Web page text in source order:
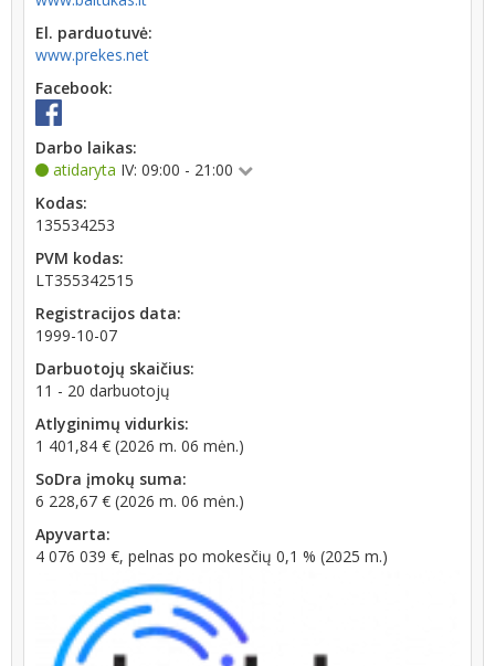
El. parduotuvė:
www.prekes.net
Facebook:
Darbo laikas:
atidaryta IV: 09:00 - 21:00
Kodas:
135534253
PVM kodas:
LT355342515
Registracijos data:
1999-10-07
Darbuotojų skaičius:
11 - 20 darbuotojų
Atlyginimų vidurkis:
1 401,84 € (2026 m. 06 mėn.)
SoDra įmokų suma:
6 228,67 € (2026 m. 06 mėn.)
Apyvarta:
4 076 039 €, pelnas po mokesčių 0,1 % (2025 m.)